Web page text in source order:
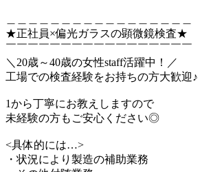
★正社員×偏光ガラスの顕微鏡検査★
￣￣￣￣￣￣￣￣￣￣￣￣￣￣￣￣￣
＼20歳～40歳の女性staff活躍中！／
工場での検査経験をお持ちの方大歓迎♪
1から丁寧にお教えしますので
未経験の方もご安心ください◎
<具体的には…>
・状況により製造の補助業務